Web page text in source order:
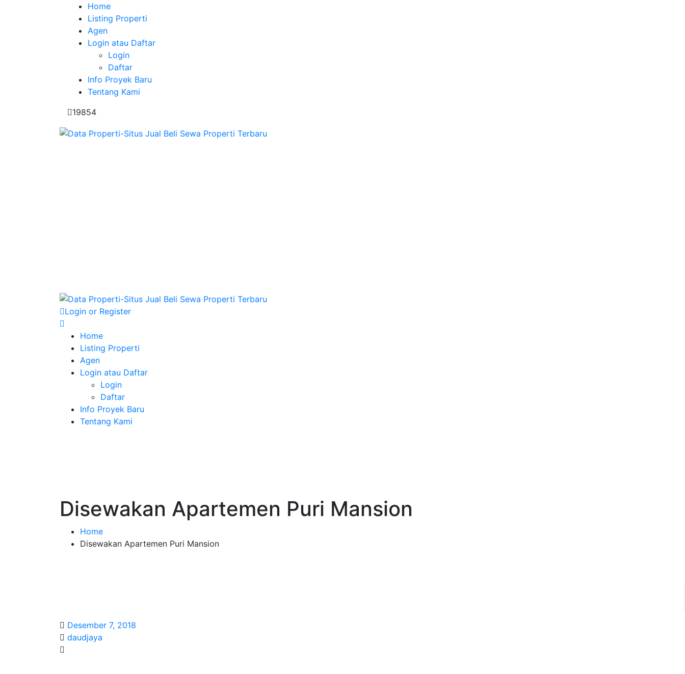
Home
Listing Properti
Agen
Login atau Daftar
Login
Daftar
Info Proyek Baru
Tentang Kami
19854
Login or Register
Home
Listing Properti
Agen
Login atau Daftar
Login
Daftar
Info Proyek Baru
Tentang Kami
Disewakan Apartemen Puri Mansion
Home
Disewakan Apartemen Puri Mansion
Desember 7, 2018
daudjaya